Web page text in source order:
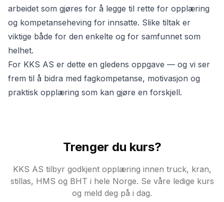
arbeidet som gjøres for å legge til rette for opplæring
og kompetanseheving for innsatte. Slike tiltak er
viktige både for den enkelte og for samfunnet som
helhet.
For KKS AS er dette en gledens oppgave — og vi ser
frem til å bidra med fagkompetanse, motivasjon og
praktisk opplæring som kan gjøre en forskjell.
Trenger du kurs?
KKS AS tilbyr godkjent opplæring innen truck, kran,
stillas, HMS og BHT i hele Norge. Se våre ledige kurs
og meld deg på i dag.